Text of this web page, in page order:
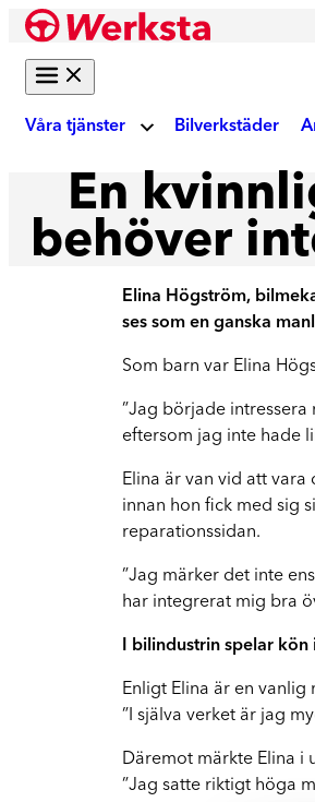
Hoppa
innehåll
Våra tjänster
Bilreparation
Gör digital fotobesiktning eller
Reparation enligt tillverkarens krav
Krockskador
Vi hjälper dig hela vägen
Mopedbilar
Vi har rätt kompetens för mindre
El- och hybridbilar
Bilverkstäder
En
behöver
Elina Högström,
ses som en ganska
Som barn var Elina
”Jag började
eftersom jag inte hade
Elina är van vid att
innan hon fick med sig
reparationssidan.
”Jag märker det inte
har integrerat mig bra
I bilindustrin spelar kön
Enligt Elina är en
”I själva verket är jag
Däremot märkte Elina i
”Jag satte riktigt höga